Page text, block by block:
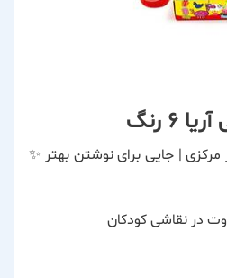
رنگ
| جایی برای نوشتن بهتر ✨
در نقاشی کودکان